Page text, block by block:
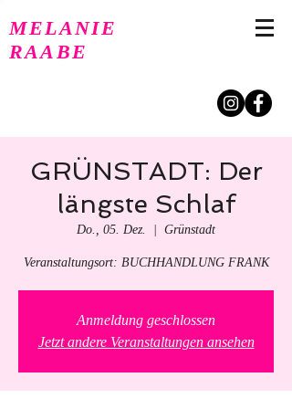
MELANIE
RAABE
GRÜNSTADT: Der
längste Schlaf
Do., 05. Dez. Grünstadt
Veranstaltungsort: BUCHHANDLUNG FRANK
Anmeldung geschlossen
Jetzt andere Veranstaltungen ansehen